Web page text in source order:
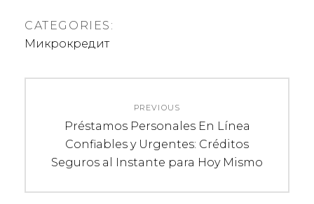
CATEGORIES:
Микрокредит
wpisu
PREVIOUS
Previous
post:
Préstamos Personales En Línea
Confiables y Urgentes: Créditos
Seguros al Instante para Hoy Mismo